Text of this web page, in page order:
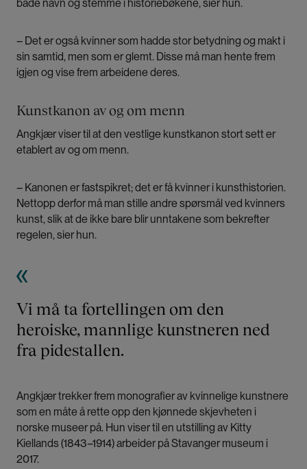
både navn og stemme i historiebøkene, sier hun.
– Det er også kvinner som hadde stor betydning og makt i
sin samtid, men som er glemt. Disse må man hente frem
igjen og vise frem arbeidene deres.
Kunstkanon av og om menn
Angkjær viser til at den vestlige kunstkanon stort sett er
etablert av og om menn.
– Kanonen er fastspikret; det er få kvinner i kunsthistorien.
Nettopp derfor må man stille andre spørsmål ved kvinners
kunst, slik at de ikke bare blir unntakene som bekrefter
regelen, sier hun.
Vi må ta fortellingen om den
heroiske, mannlige kunstneren ned
fra pidestallen.
Angkjær trekker frem monografier av kvinnelige kunstnere
som en måte å rette opp den kjønnede skjevheten i
norske museer på. Hun viser til en utstilling av Kitty
Kiellands (1843–1914) arbeider på Stavanger museum i
2017.